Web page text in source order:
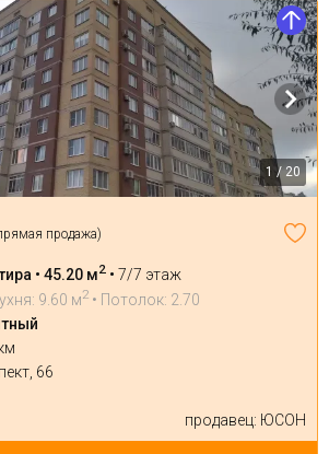
1 / 20
продажа)
• 45.20 м2 • 7/7 этаж
9.60 м2 • Потолок: 2.70
66
продавец: ЮСОН